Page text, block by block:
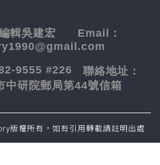
編輯吳建宏 Email：
9555 #226 聯絡地址：
中研院郵局第44號信箱
版權所有，如有引用轉載請註明出處